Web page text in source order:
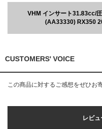
VHM インサート31.83cc/
(AA33330) RX350
CUSTOMERS' VOICE
この商品に対するご感想をぜひお
レビ